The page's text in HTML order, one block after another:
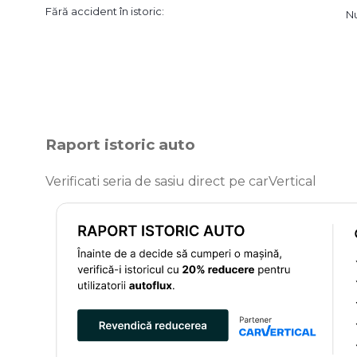
Fără accident în istoric:
Raport istoric auto
Verificati seria de sasiu direct pe carVertical